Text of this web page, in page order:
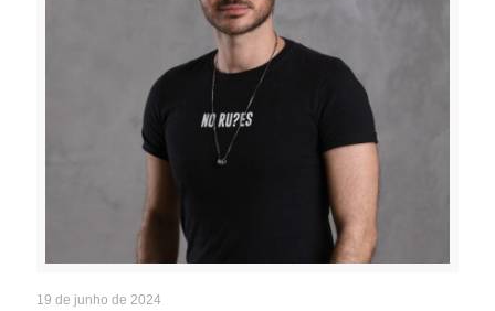
19 de junho de 2024